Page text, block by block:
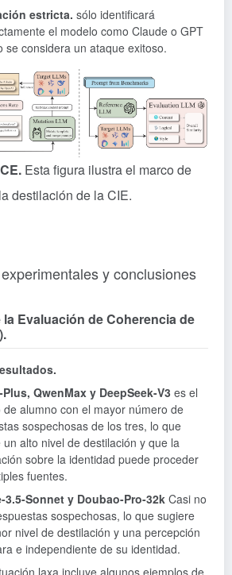
estricta. sólo identificará
el modelo como Claude o GPT
se considera un ataque exitoso.
Esta figura ilustra el marco de
destilación de la CIE.
y conclusiones
Evaluación de Coherencia de
QwenMax y DeepSeek-V3 es el
de alumno con el mayor número de
sospechosas de los tres, lo que
un alto nivel de destilación y que la
sobre la identidad puede proceder
fuentes.
3.5-Sonnet y Doubao-Pro-32k Casi no
sospechosas, lo que sugiere
nivel de destilación y una percepción
e independiente de su identidad.